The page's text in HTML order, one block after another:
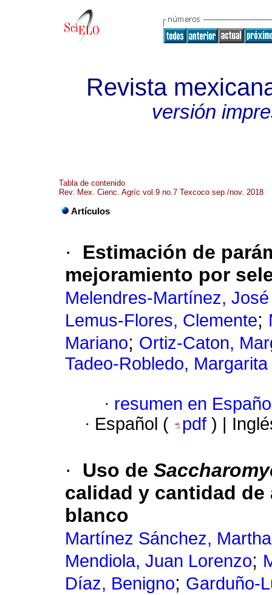
Revista
versión
Tabla de contenido
Rev. Mex. Cienc. Agríc vol.9 no.7 Texcoco sep./nov. 2018
Artículos
·
Estimación de
mejoramiento por
Melendres-Martínez,
Lemus-Flores, Clemente;
Mariano; Ortiz-Caton,
Tadeo-Robledo, Margarita
· resumen en
· Español ( pdf ) |
· Uso de
calidad y cantidad
blanco
Martínez Sánchez,
Mendiola, Juan Lorenzo;
Díaz, Benigno; Garduño-